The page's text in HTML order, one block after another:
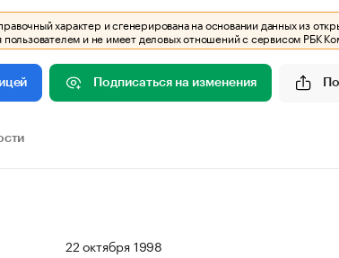
характер и сгенерирована на основании данных из
пользователем и не имеет деловых отношений с сервисом РБК
Подписаться на изменения
22 октября 1998